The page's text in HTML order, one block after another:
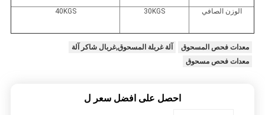
الوزن الصافي 30KGS
40KGS
معدات فحص المسحوق
آلة غربلة المسحوق,غربال شاكر آلة
معدات فحص مسحوق
احصل على افضل سعر ل